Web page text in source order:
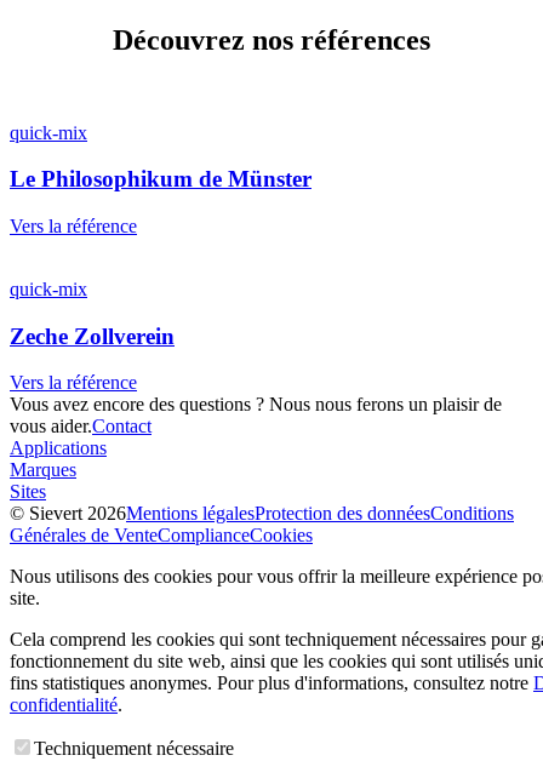
Découvrez nos références
quick-mix
Le Philosophikum de Münster
Vers la référence
quick-mix
Zeche Zollverein
Vers la référence
Vous avez encore des questions ? Nous nous ferons un plaisir de
vous aider.Contact
Applications
Marques
Sites
© Sievert 2026Mentions légalesProtection des donnéesConditions
Générales de VenteComplianceCookies
Nous utilisons des cookies pour vous offrir la meilleure expérience
site.
Cela comprend les cookies qui sont techniquement nécessaires pour
fonctionnement du site web, ainsi que les cookies qui sont utilisés
fins statistiques anonymes. Pour plus d'informations, consultez notre
confidentialité.
Techniquement nécessaire